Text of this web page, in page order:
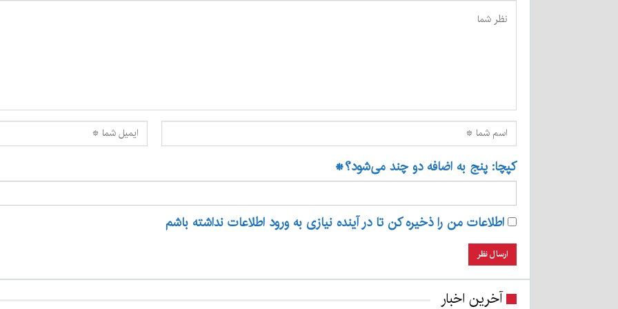
کپچا: پنج به اضافه دو چند می‌شود؟*
اطلاعات من را ذخیره کن تا در آینده نیازی به ورود اطلاعات نداشته باشم
آخرین اخبار